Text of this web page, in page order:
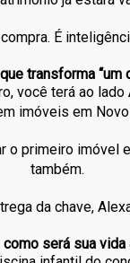
É
transforma “um
você terá ao lado
imóveis em Novo
o primeiro imóvel
também.
da chave,
como será sua vida